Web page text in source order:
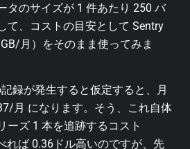
タのサイズが 1 件あたり 250 バ
て、コストの目安として Sentry
月）をそのまま使ってみま
録が発生すると仮定すると、月
月 になります。そう、これ自体
ーズ 1 本を追跡するコスト
れば 0.36ドル高いのですが、先